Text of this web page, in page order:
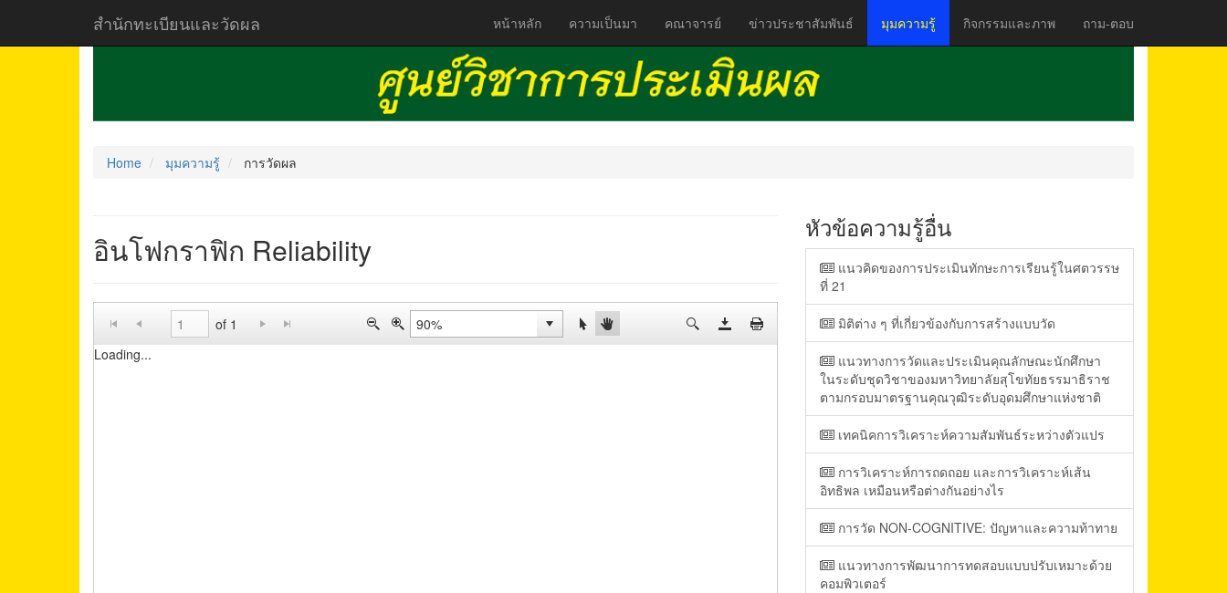
สำนักทะเบียนและวัดผล หน้าหลัก ความเป็นมา คณาจารย์ ข่าวประชาสัมพันธ์ มุมความรู้ กิจกรรมและภาพ ถาม-ตอบ
Home มุมความรู้ การวัดผล
อินโฟกราฟิก Reliability
of 1
Loading...
หัวข้อความรู้อื่น
แนวคิดของการประเมินทักษะการเรียนรู้ในศตวรรษ
ที่ 21
มิติต่าง ๆ ที่เกี่ยวข้องกับการสร้างแบบวัด
แนวทางการวัดและประเมินคุณลักษณะนักศึกษา
ในระดับชุดวิชาของมหาวิทยาลัยสุโขทัยธรรมาธิราช
ตามกรอบมาตรฐานคุณวุฒิระดับอุดมศึกษาแห่งชาติ
เทคนิคการวิเคราะห์ความสัมพันธ์ระหว่างตัวแปร
การวิเคราะห์การถดถอย และการวิเคราะห์เส้น
อิทธิพล เหมือนหรือต่างกันอย่างไร
การวัด NON-COGNITIVE: ปัญหาและความท้าทาย
แนวทางการพัฒนาการทดสอบแบบปรับเหมาะด้วย
คอมพิวเตอร์